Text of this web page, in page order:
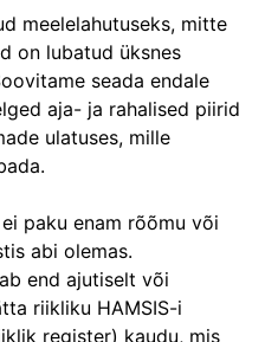
meelelahutuseks, mitte
on lubatud üksnes
seada endale
aja- ja rahalised piirid
ulatuses, mille
paku enam rõõmu või
abi olemas.
end ajutiselt või
riikliku HAMSIS-i
register) kaudu, mis